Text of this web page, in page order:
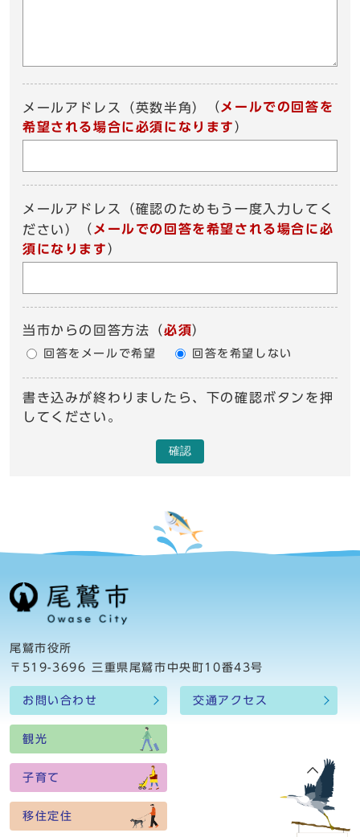
メールアドレス（英数半角） （ メールでの回答を
希望される場合に必須になります ）
メールアドレス（確認のためもう一度入力してく
ださい）
（ メールでの回答を希望される場合に必
須になります ）
当市からの回答方法 （必須）
回答をメールで希望 回答を希望しない
書き込みが終わりましたら、下の確認ボタンを押
してください。
確認
尾鷲市役所
〒519-3696 三重県尾鷲市中央町10番43号
お問い合わせ 交通アクセス
観光
子育て
移住定住